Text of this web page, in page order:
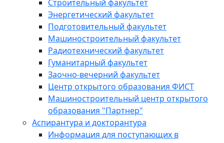
Строительный факультет
Энергетический факультет
Подготовительный факультет
Машиностроительный факультет
Радиотехнический факультет
Гуманитарный факультет
Заочно-вечерний факультет
Центр открытого образования ФИСТ
Машиностроительный центр открытого
образования "Партнер"
Аспирантура и докторантура
Информация для поступающих в